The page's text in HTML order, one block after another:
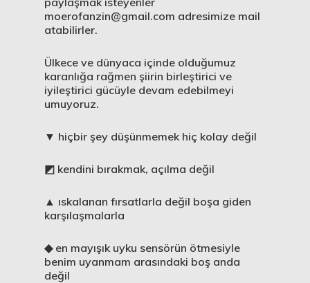
moerofanzin@gmail.com adresimize mail
atabilirler.
Ülkece ve dünyaca içinde olduğumuz
karanlığa rağmen şiirin birleştirici ve
iyileştirici gücüyle devam edebilmeyi
umuyoruz.
▼ hiçbir şey düşünmemek hiç kolay değil
◩ kendini bırakmak, açılma değil
▲ ıskalanan fırsatlarla değil boşa giden
karşılaşmalarla
◆ en mayışık uyku sensörün ötmesiyle
benim uyanmam arasındaki boş anda
değil